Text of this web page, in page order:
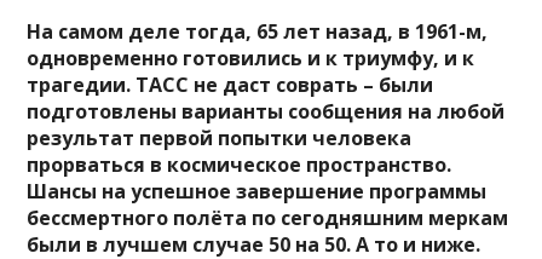
На самом деле тогда, 65 лет назад, в 1961-м,
одновременно готовились и к триумфу, и к
трагедии. ТАСС не даст соврать – были
подготовлены варианты сообщения на любой
результат первой попытки человека
прорваться в космическое пространство.
Шансы на успешное завершение программы
бессмертного полёта по сегодняшним меркам
были в лучшем случае 50 на 50. А то и ниже.